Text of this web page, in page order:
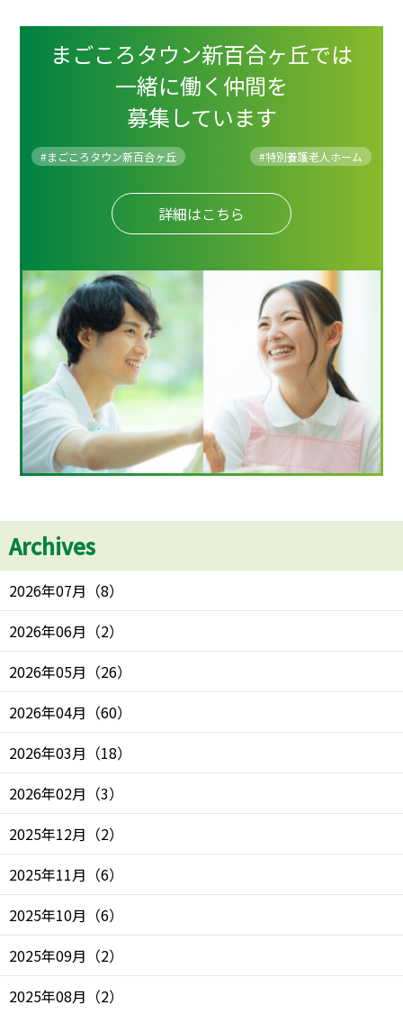
まごころタウン新百合ヶ丘では
一緒に働く仲間を
募集しています
#まごころタウン新百合ヶ丘 #特別養護老人ホーム
詳細はこちら
Archives
2026年07月 （8）
2026年06月 （2）
2026年05月 （26）
2026年04月 （60）
2026年03月 （18）
2026年02月 （3）
2025年12月 （2）
2025年11月 （6）
2025年10月 （6）
2025年09月 （2）
2025年08月 （2）